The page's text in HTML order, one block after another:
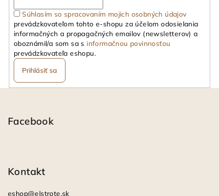
Súhlasím so spracovaním mojich osobných údajov
prevádzkovateľom tohto e-shopu za účelom odosielania
informačných a propagačných emailov (newsletterov) a
oboznámil/a som sa s informačnou povinnosťou
prevádzkovateľa eshopu.
Prihlásiť sa
Facebook
Kontakt
eshop@elstrote.sk